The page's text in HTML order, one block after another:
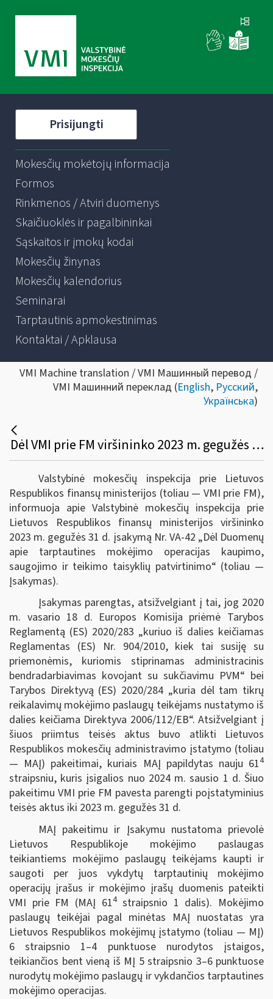
Prisijungti
Mokesčių mokėtojų informacija
Formos
Rinkmenos / Atviri duomenys
Skaičiuoklės ir pagalbininkai
Sąskaitos ir įmokų kodai
Mokesčių žinynas
Mokesčių kalendorius
Seminarai
Tarptautinis apmokestinimas
Kontaktai / Apklausa
VMI Machine translation / VMI Машинный перевод /
VMI Машинний переклад (English, Русский,
Українська)
Dėl VMI prie FM viršininko 2023 m. gegužės 31 d. įsakymo Nr. VA-42 „Dėl duomenų apie tarptautines mokėjimo operacijas kaupimo, saugojimo ir teikimo taisyklių patvirtinimo“
Valstybinė mokesčių inspekcija prie Lietuvos
Respublikos finansų ministerijos (toliau ― VMI prie FM),
informuoja apie Valstybinė mokesčių inspekcija prie
Lietuvos Respublikos finansų ministerijos viršininko
2023 m. gegužės 31 d. įsakymą Nr. VA-42 „Dėl Duomenų
apie tarptautines mokėjimo operacijas kaupimo,
saugojimo ir teikimo taisyklių patvirtinimo“ (toliau —
Įsakymas).
Įsakymas parengtas, atsižvelgiant į tai, jog 2020
m. vasario 18 d. Europos Komisija priėmė Tarybos
Reglamentą (ES) 2020/283 „kuriuo iš dalies keičiamas
Reglamentas (ES) Nr. 904/2010, kiek tai susiję su
priemonėmis, kuriomis stiprinamas administracinis
bendradarbiavimas kovojant su sukčiavimu PVM“ bei
Tarybos Direktyvą (ES) 2020/284 „kuria dėl tam tikrų
reikalavimų mokėjimo paslaugų teikėjams nustatymo iš
dalies keičiama Direktyva 2006/112/EB“. Atsižvelgiant į
šiuos priimtus teisės aktus buvo atlikti Lietuvos
Respublikos mokesčių administravimo įstatymo (toliau
— MAĮ) pakeitimai, kuriais MAĮ papildytas nauju 614
straipsniu, kuris įsigalios nuo 2024 m. sausio 1 d. Šiuo
pakeitimu VMI prie FM pavesta parengti poįstatyminius
teisės aktus iki 2023 m. gegužės 31 d.
MAĮ pakeitimu ir Įsakymu nustatoma prievolė
Lietuvos Respublikoje mokėjimo paslaugas
teikiantiems mokėjimo paslaugų teikėjams kaupti ir
saugoti per juos vykdytų tarptautinių mokėjimo
operacijų įrašus ir mokėjimo įrašų duomenis pateikti
VMI prie FM (MAĮ 614straipsnio 1 dalis). Mokėjimo
paslaugų teikėjai pagal minėtas MAĮ nuostatas yra
Lietuvos Respublikos mokėjimų įstatymo (toliau — MĮ)
6 straipsnio 1–4 punktuose nurodytos įstaigos,
teikiančios bent vieną iš MĮ 5 straipsnio 3–6 punktuose
nurodytų mokėjimo paslaugų ir vykdančios tarptautines
mokėjimo operacijas.